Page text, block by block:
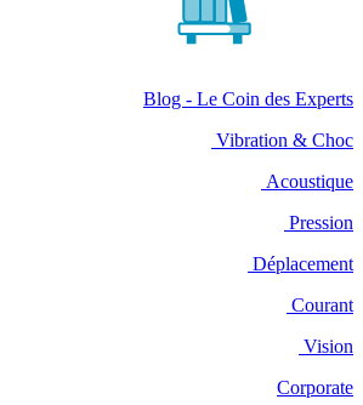
Blog - Le Coin des Experts
Vibration & Choc
Acoustique
Pression
Déplacement
Courant
Vision
Corporate